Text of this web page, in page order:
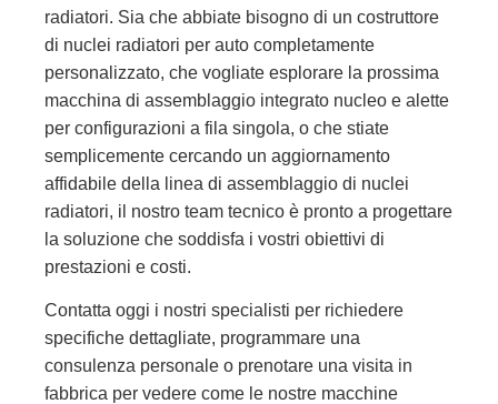
radiatori. Sia che abbiate bisogno di un costruttore
di nuclei radiatori per auto completamente
personalizzato, che vogliate esplorare la prossima
macchina di assemblaggio integrato nucleo e alette
per configurazioni a fila singola, o che stiate
semplicemente cercando un aggiornamento
affidabile della linea di assemblaggio di nuclei
radiatori, il nostro team tecnico è pronto a progettare
la soluzione che soddisfa i vostri obiettivi di
prestazioni e costi.
Contatta oggi i nostri specialisti per richiedere
specifiche dettagliate, programmare una
consulenza personale o prenotare una visita in
fabbrica per vedere come le nostre macchine